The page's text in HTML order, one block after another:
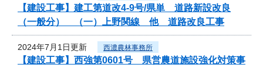
【建設工事】建工第道改4-9号/県単 道路新設改良
（一般分） （一）上野関線 他 道路改良工事
2024年7月1日更新 西濃農林事務所
【建設工事】西強第0601号 県営農道施設強化対策事